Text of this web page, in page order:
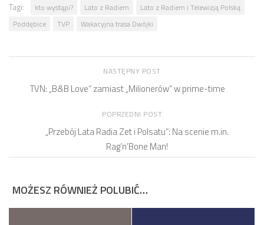
Tagi: kto wystąpi? Lato z Radiem
Lato z Radiem i Telewizją Polską
Poddębice
TVP Wakacyjna trasa Dwójki
NASTĘPNY POST
TVN: „B&B Love” zamiast „Milionerów” w prime-time
POPRZEDNI POST
„Przebój Lata Radia Zet i Polsatu”: Na scenie m.in.
Rag’n’Bone Man!
MOŻESZ RÓWNIEŻ POLUBIĆ…